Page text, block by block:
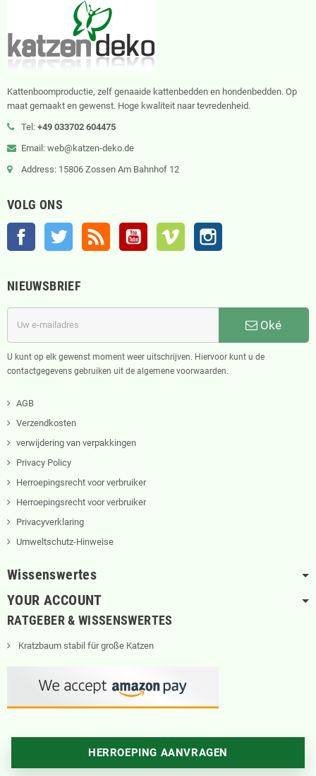
Kattenboomproductie, zelf genaaide kattenbedden en hondenbedden. Op
maat gemaakt en gewenst. Hoge kwaliteit naar tevredenheid.
Tel: +49 033702 604475
Email: web@katzen-deko.de
Address: 15806 Zossen Am Bahnhof 12
VOLG ONS
Facebook Twitter RSS YouTube Vimeo
NIEUWSBRIEF
Oké
U kunt op elk gewenst moment weer uitschrijven. Hiervoor kunt u de
contactgegevens gebruiken uit de algemene voorwaarden.
AGB
Verzendkosten
verwijdering van verpakkingen
Privacy Policy
Herroepingsrecht voor verbruiker
Herroepingsrecht voor verbruiker
Privacyverklaring
Umweltschutz-Hinweise
Wissenswertes
YOUR ACCOUNT
RATGEBER & WISSENSWERTES
Kratzbaum stabil für große Katzen
HERROEPING AANVRAGEN